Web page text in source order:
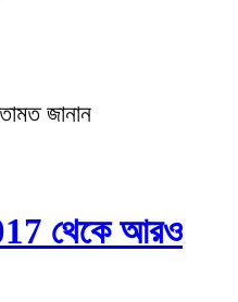
জানান
থেকে আরও